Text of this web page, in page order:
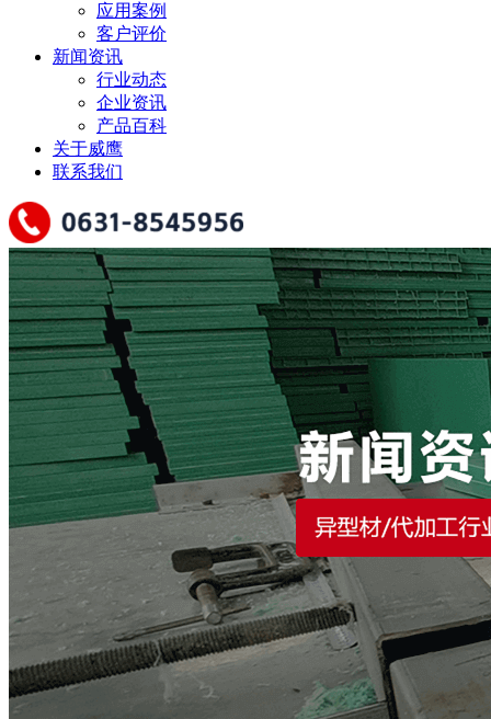
应用案例
客户评价
新闻资讯
行业动态
企业资讯
产品百科
关于威鹰
联系我们